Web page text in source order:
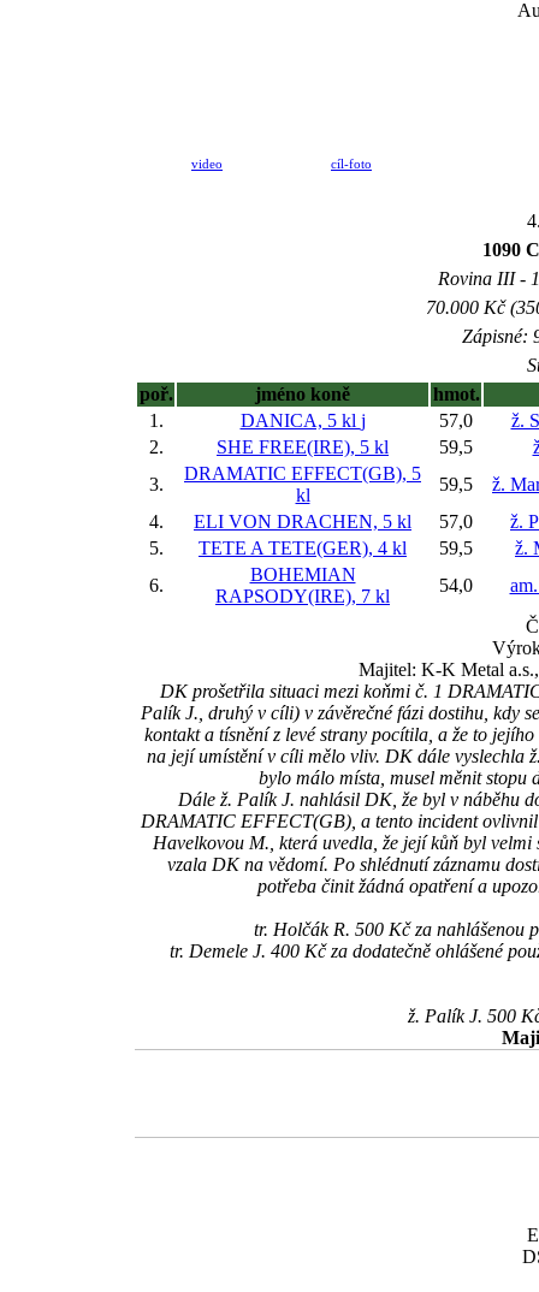
video cíl-foto
1090
Rovina III -
70.000 Kč
Zápisné:
poř.
jméno koně
hmot.
1.
DANICA, 5 kl j 57,0
ž.
2.
SHE FREE(IRE), 5 kl 59,5
3.
DRAMATIC EFFECT(GB), 5
kl
59,5
ž.
4.
ELI VON DRACHEN, 5 kl 57,0
ž.
5.
TETE A TETE(GER), 4 kl 59,5
ž.
6.
BOHEMIAN
RAPSODY(IRE), 7 kl
54,0
Majitel: K-K Metal
DK prošetřila situaci mezi koňmi č. 1
Palík J., druhý v cíli) v závěrečné fázi dostihu, kdy
kontakt a tísnění z levé strany pocítila, a že to
na její umístění v cíli mělo vliv. DK dále vyslechla
bylo málo místa, musel měnit stopu
Dále ž. Palík J. nahlásil DK, že byl v náběhu
DRAMATIC EFFECT(GB), a tento incident
Havelkovou M., která uvedla, že její kůň byl
vzala DK na vědomí. Po shlédnutí záznamu
potřeba činit žádná opatření a
tr. Holčák R. 500 Kč za nahlášenou
tr. Demele J. 400 Kč za dodatečně ohlášené
ž. Palík J. 500